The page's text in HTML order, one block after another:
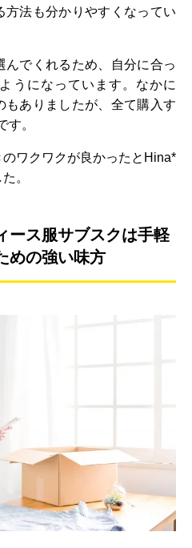
方法も分かりやすくなってい
んでくれるため、自分に合っ
うになっています。なかに
もありましたが、全て購入す
す。
ワクワクが良かったとHina*
。
ース服サブスクは手軽
めの強い味方